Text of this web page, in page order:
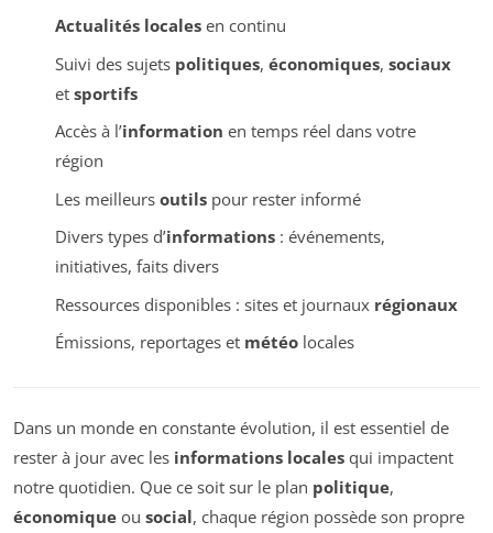
Actualités localesen continu
Suivi des sujets politiques, économiques, sociaux
et sportifs
Accès à l’information en temps réel dans votre
région
Les meilleurs outilspour rester informé
Divers types d’informations: événements,
initiatives, faits divers
Ressources disponibles : sites et journaux régionaux
Émissions, reportages et météolocales
Dans un monde en constante évolution, il est essentiel de
rester à jour avec les informations locales qui impactent
notre quotidien. Que ce soit sur le plan politique,
économique ou social, chaque région possède son propre